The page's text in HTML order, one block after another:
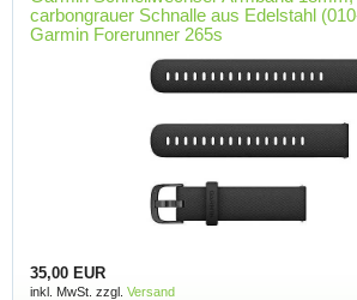
carbongrauer Schnalle aus Edelstahl
Garmin Forerunner 265s
35,00 EUR
inkl. MwSt. zzgl. Versand